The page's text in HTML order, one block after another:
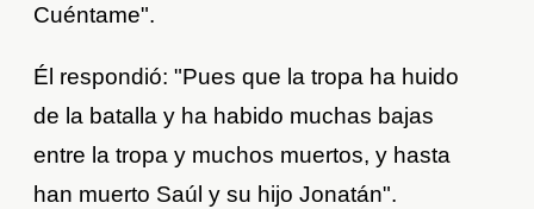
Cuéntame".
Él respondió: "Pues que la tropa ha huido
de la batalla y ha habido muchas bajas
entre la tropa y muchos muertos, y hasta
han muerto Saúl y su hijo Jonatán".